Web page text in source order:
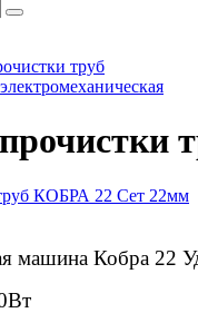
труб
машина Кобра 22